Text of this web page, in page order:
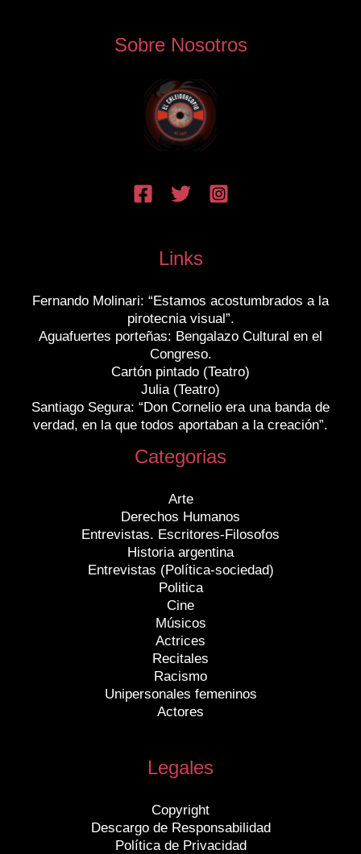
Sobre Nosotros
Links
Fernando Molinari: “Estamos acostumbrados a la
pirotecnia visual”.
Aguafuertes porteñas: Bengalazo Cultural en el
Congreso.
Cartón pintado (Teatro)
Julia (Teatro)
Santiago Segura: “Don Cornelio era una banda de
verdad, en la que todos aportaban a la creación”.
Categorias
Arte
Derechos Humanos
Entrevistas. Escritores-Filosofos
Historia argentina
Entrevistas (Política-sociedad)
Politica
Cine
Músicos
Actrices
Recitales
Racismo
Unipersonales femeninos
Actores
Legales
Copyright
Descargo de Responsabilidad
Política de Privacidad